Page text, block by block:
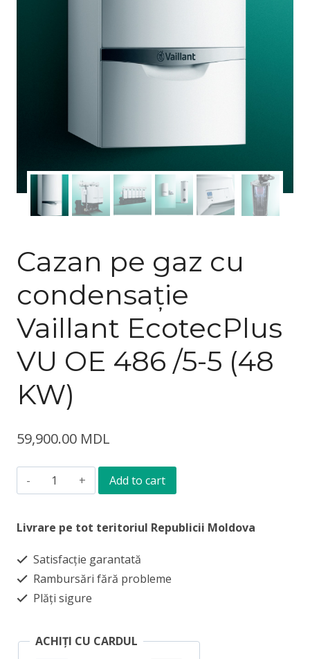
Cazan pe gaz cu
condensație
Vaillant EcotecPlus
VU OE 486 /5-5 (48
KW)
59,900.00 MDL
Cazan
gaz
condensație
Add to cart
Livrare pe tot teritoriul Republicii Moldova
Satisfacție garantată
Rambursări fără probleme
Plăți sigure
ACHIȚI CU CARDUL